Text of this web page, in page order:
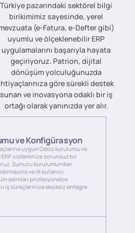
Türkiye pazarındaki sektörel bilgi
birikimimiz sayesinde, yerel
(e-Fatura, e-Defter gibi)
uyumlu ve ölçeklenebilir ERP
uygulamalarını başarıyla hayata
geçiriyoruz. Patrion, dijital
dönüşüm yolculuğunuzda
göre sürekli destek
sunan ve inovasyona odaklı bir iş
ortağı olarak yanınızda yer alır.
ve Konfigürasyon
uygun Odoo kurulumu ve
ERP sisteminize sorunsuz bir
Sunucu kurulumundan
ve ilk kullanıcı
adımları profesyonelce
iş süreçlerinize eksiksiz entegre